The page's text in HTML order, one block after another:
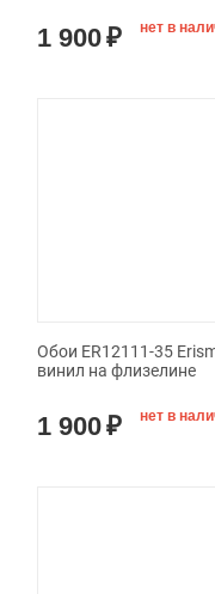
1 900₽ нет в
Обои ER12111-35
винил на флизелине
1 900₽ нет в